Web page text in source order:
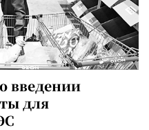
введении
для